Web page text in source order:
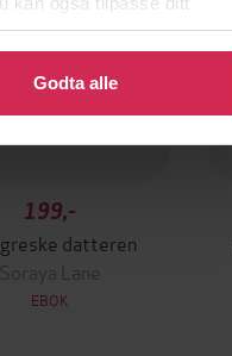
eller endre ditt samtykke.
Godta alle
199,-
datteren
Soraya Lane
EBOK